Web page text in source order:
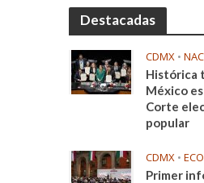
Destacadas
CDMX •
Histórica
México
Corte
popular
CDMX •
Primer